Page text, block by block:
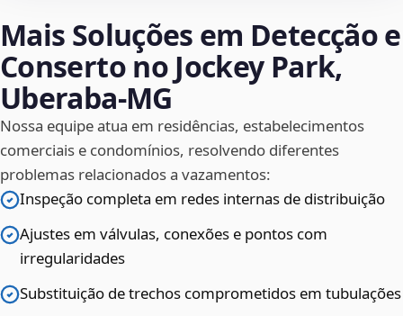
Mais Soluções em Detecção e
Conserto no Jockey Park,
Uberaba‑MG
Nossa equipe atua em residências, estabelecimentos
comerciais e condomínios, resolvendo diferentes
problemas relacionados a vazamentos:
Inspeção completa em redes internas de distribuição
Ajustes em válvulas, conexões e pontos com
irregularidades
Substituição de trechos comprometidos em tubulações